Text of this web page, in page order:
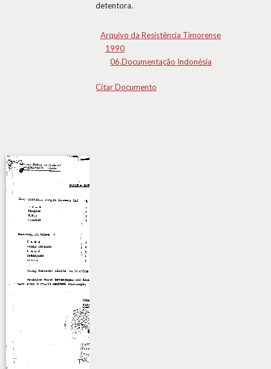
detentora.
Arquivo da Resistência Timorense
1990
06.Documentação Indonésia
Citar Documento